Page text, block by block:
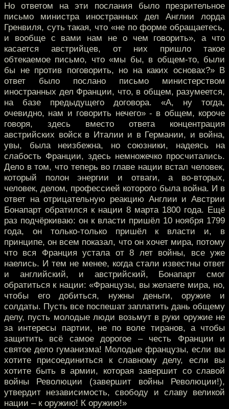
Но ответом на эти послания было презрительное
письмо министра иностранных дел Англии лорда
Гренвиля, суть такая, что «не по форме обращаетесь,
и вообще с вами нам не о чем говорить», а что
касается австрийцев, от них пришло такое
обтекаемое письмо, что «мы бы, в общем-то, были
бы не против поговорить, но на каких основах?» В
ответ было послано письмо министерством
иностранных дел Франции, что, в общем, разумеется,
на базе предыдущего договора. «А, ну тогда,
очевидно, нам и говорить нечего» - в общем, короче
говоря, здесь вместо ответа концентрация
австрийских войск в Италии и в Германии, и война,
увы, была неизбежна, но союзники, надеясь на
слабость Франции, здесь немножечко просчитались.
Дело в том, что теперь во главе нации встал человек,
который полон энергии и отваги, а во-вторых,
человек, делом, профессией которого была война. И в
ответ на отрицательную реакцию Англии и Австрии
Бонапарт обратился к нации 8 марта 1800 года. Ещё
раз подчёркиваю: он к власти пришёл 10 ноября 1799
года, он только-только пришёл к власти и, в
принципе, он всем показал, что он хочет мира, потому
что вся Франция устала от 8 лет войны, все уже
наелись. И тем не менее, когда стали известны ответ
и английский, и австрийский, Бонапарт смог
обратиться к нации: «Французы, вы желаете мира, но,
чтобы его добиться, нужны деньги, оружие и
солдаты. Пусть все поспешат заплатить дань общему
делу, пусть молодые люди возьмут в руки оружие не
за интересы партии, не по воле тиранов, а чтобы
защитить всё самое дорогое – честь Франции и
святое дело гуманизма! Молодые французы, если вы
хотите присоединиться к славному делу, если вы
хотите быть в армии, которая завершит со славой
войны Революции (завершит войны Революции!),
утвердит независимость, свободу и славу великой
нации – к оружию! К оружию!»